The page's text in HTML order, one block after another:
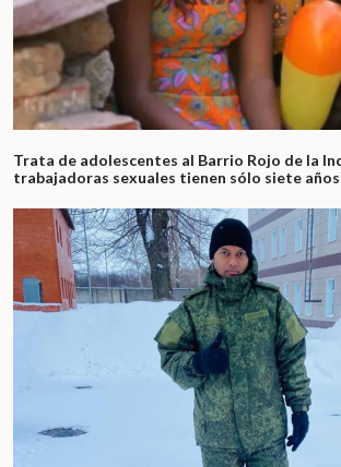
Trata de adolescentes al Barrio Rojo de la
trabajadoras sexuales tienen sólo siete años